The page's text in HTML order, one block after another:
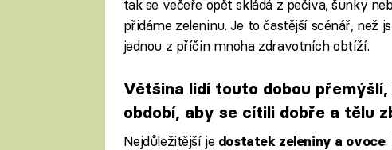
tak se večeře opět skládá z pečiva, šunky
přidáme zeleninu. Je to častější scénář, než
jednou z příčin mnoha zdravotních obtíží.
Většina lidí touto dobou
období, aby se cítili dobře a tělu
Nejdůležitější je dostatek zeleniny a ovoce.